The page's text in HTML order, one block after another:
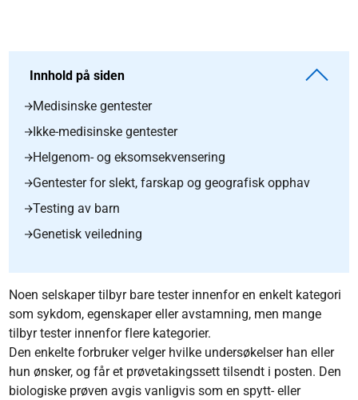
Innhold på siden
Medisinske gentester
Ikke-medisinske gentester
Helgenom- og eksomsekvensering
Gentester for slekt, farskap og geografisk opphav
Testing av barn
Genetisk veiledning
Noen selskaper tilbyr bare tester innenfor en enkelt kategori
som sykdom, egenskaper eller avstamning, men mange
tilbyr tester innenfor flere kategorier.
Den enkelte forbruker velger hvilke undersøkelser han eller
hun ønsker, og får et prøvetakingssett tilsendt i posten. Den
biologiske prøven avgis vanligvis som en spytt- eller